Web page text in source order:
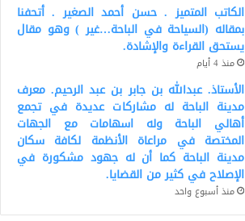
الكاتب المتميز . حسن أحمد الصغير . أتحفنا
بمقاله (السياحة في الباحة…غير ) وهو مقال
يستحق القراءة والإشادة.
منذ 4 أيام
الأستاذ. عبدالله بن جابر بن عبد الرحيم. معرف
مدينة الباحة له مشاركات عديدة في تجمع
أهالي الباحة وله اسهامات مع الجهات
المختصة في مراعاة الأنظمة لكافة سكان
مدينة الباحة كما أن له جهود مشكورة في
الإصلاح في كثير من القضايا.
منذ أسبوع واحد